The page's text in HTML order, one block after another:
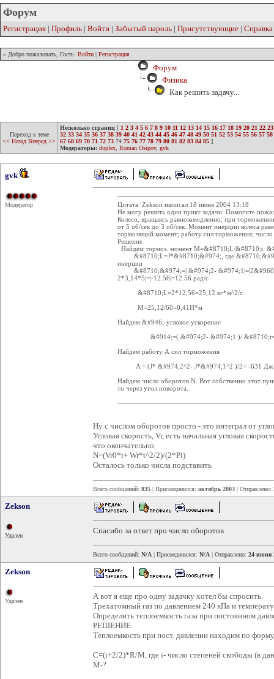
Форум
Регистрация | Профиль | Войти | Забытый пароль | Присутствующие | Справка
» Добро пожаловать, Гость: Войти | Регистрация
Форум
Физика
Как решить задачу...
Переход к теме
<< Назад Вперед >>
Несколько страниц [ 1 2 3 4 5 6 7 8 9 10 11 12 13 14 15 16 17 18 19 20 21 22 23
32 33 34 35 36 37 38 39 40 41 42 43 44 45 46 47 48 49 50 51 52 53 54 55 56 57 58
67 68 69 70 71 72 73 74 75 76 77 78 79 80 81 82 83 84 85 ]
Модераторы: duplex Roman Osipov, gvk
gvk
Модератор
Цитата: Zekson написал 18 июня 2004 13:18
Не могу решить один пункт задачи. Помогите
Колесо, вращаясь равнозамедленно, при
от 5 об/сек до 3 об/сек. Момент инерции колеса
тормозящий момент; работу сил торможения;
Решение
Найдем тормоз. момент М=&#8710;L/&#8710;t.
&#8710;L=J*&#8710;&#974;, где
инерции
&#8710;&#974;=| &#974;2-
2*3,14*5|=|-12.56|=12.56 рад/с
&#8710;L=2*12,56=25,12 кг*м^2/с
М=25,12/60=0,41Н*м
Найдем &#946;-угловое ускорение
&#914;=( &#974;2- &#974;1 )/ &#8710;t= -
Найдем работу А сил торможения
A = (J* &#974;2^2- J*&#974;1^2 )/2= -631 Дж
Найдем число оборотов N. Вот собственно этот
то через угол поворота.
Ну с числом оборотов просто - это интеграл от
Угловая скорость, Vr, есть начальная угловая
что окончательно
N=(Vr0*t+ Wr*t^2/2)/(2*Pi)
Осталось только числа подставить
Всего сообщений: 835 | Присоединился: октябрь 2003 | Отправлено:
Zekson
Удален
Спасибо за ответ про число оборотов
Всего сообщений: N/A | Присоединился: N/A | Отправлено: 24 июня
Zekson
Удален
А вот я еще про одну задачку хотел бы спросить.
Трехатомный газ по давлением 240 кПа и
Определить теплоемкость газа при постоянном
РЕШЕНИЕ.
Теплоемкость при пост. давлении находим по
С=(i+2/2)*R/M, где i- число степеней свободы (в
М-?